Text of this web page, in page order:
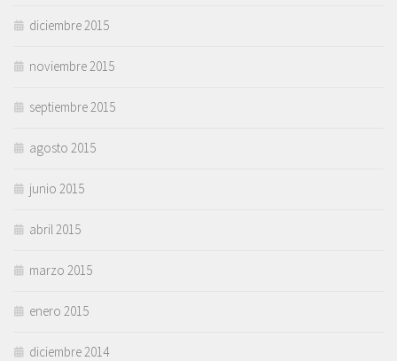
diciembre 2015
noviembre 2015
septiembre 2015
agosto 2015
junio 2015
abril 2015
marzo 2015
enero 2015
diciembre 2014